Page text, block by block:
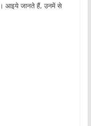
आइये जानते हैं, उनमें से